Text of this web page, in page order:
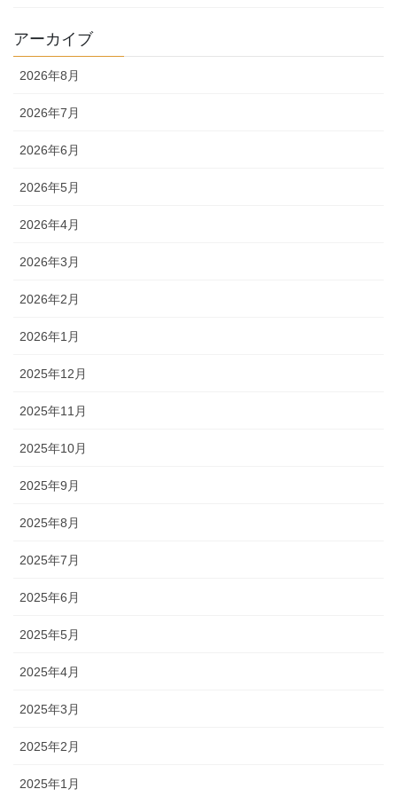
アーカイブ
2026年8月
2026年7月
2026年6月
2026年5月
2026年4月
2026年3月
2026年2月
2026年1月
2025年12月
2025年11月
2025年10月
2025年9月
2025年8月
2025年7月
2025年6月
2025年5月
2025年4月
2025年3月
2025年2月
2025年1月